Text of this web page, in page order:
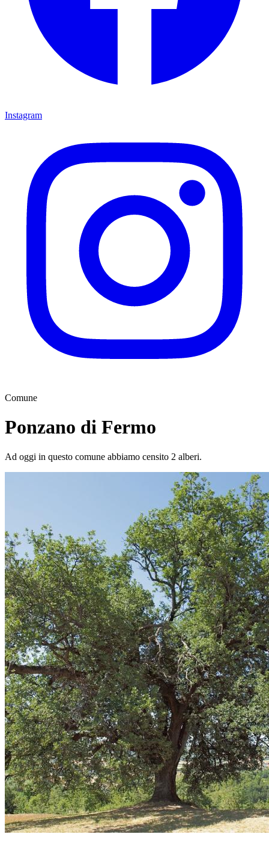
Instagram
Comune
Ponzano di Fermo
Ad oggi in questo comune abbiamo censito 2 alberi.